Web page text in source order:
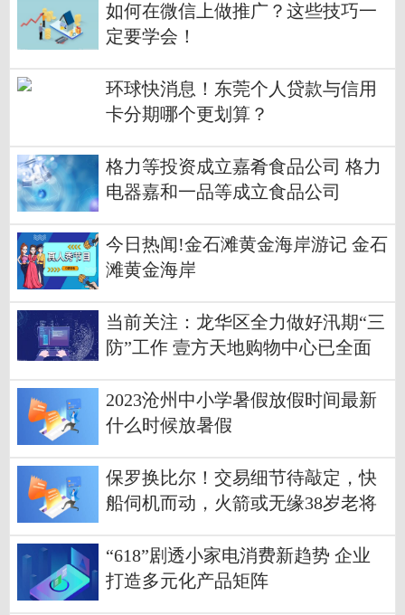
如何在微信上做推广？这些技巧一
定要学会！
环球快消息！东莞个人贷款与信用
卡分期哪个更划算？
格力等投资成立嘉肴食品公司 格力
电器嘉和一品等成立食品公司
今日热闻!金石滩黄金海岸游记 金石
滩黄金海岸
当前关注：龙华区全力做好汛期“三
防”工作 壹方天地购物中心已全面
2023沧州中小学暑假放假时间最新
什么时候放暑假
保罗换比尔！交易细节待敲定，快
船伺机而动，火箭或无缘38岁老将
“618”剧透小家电消费新趋势 企业
打造多元化产品矩阵